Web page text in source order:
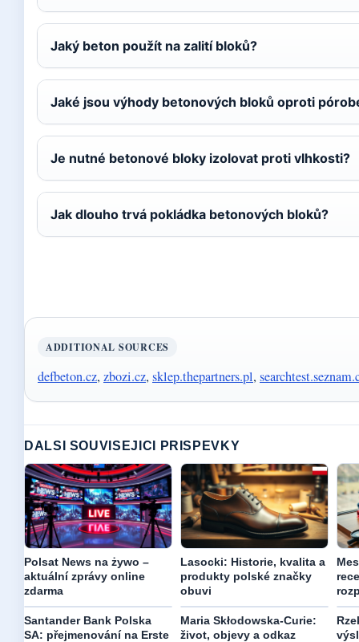
Jaký beton použít na zalití bloků?
Jaké jsou výhody betonových bloků oproti
Je nutné betonové bloky izolovat proti vlhkosti?
Jak dlouho trvá pokládka betonových bloků?
ADDITIONAL SOURCES
defbeton.cz, zbozi.cz, sklep.thepartners.pl,
DALSI SOUVISEJICI PRISPEVKY
Polsat News na żywo –
aktuální zprávy online
zdarma
Lasocki: Historie, kvalita a
produkty polské značky
obuvi
Santander Bank Polska
SA: přejmenování na Erste
Maria Skłodowska-Curie:
život, objevy a odkaz